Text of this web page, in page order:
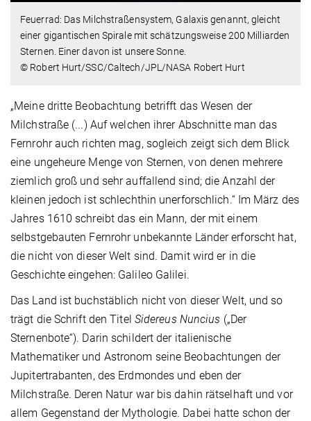
Feuerrad: Das Milchstraßensystem, Galaxis genannt, gleicht
einer gigantischen Spirale mit schätzungsweise 200 Milliarden
Sternen. Einer davon ist unsere Sonne.
© Robert Hurt/SSC/Caltech/JPL/NASA Robert Hurt
„Meine dritte Beobachtung betrifft das Wesen der
Milchstraße (...) Auf welchen ihrer Abschnitte man das
Fernrohr auch richten mag, sogleich zeigt sich dem Blick
eine ungeheure Menge von Sternen, von denen mehrere
ziemlich groß und sehr auffallend sind; die Anzahl der
kleinen jedoch ist schlechthin unerforschlich.“ Im März des
Jahres 1610 schreibt das ein Mann, der mit einem
selbstgebauten Fernrohr unbekannte Länder erforscht hat,
die nicht von dieser Welt sind. Damit wird er in die
Geschichte eingehen: Galileo Galilei.
Das Land ist buchstäblich nicht von dieser Welt, und so
trägt die Schrift den Titel Sidereus Nuncius („Der
Sternenbote“). Darin schildert der italienische
Mathematiker und Astronom seine Beobachtungen der
Jupitertrabanten, des Erdmondes und eben der
Milchstraße. Deren Natur war bis dahin rätselhaft und vor
allem Gegenstand der Mythologie. Dabei hatte schon der